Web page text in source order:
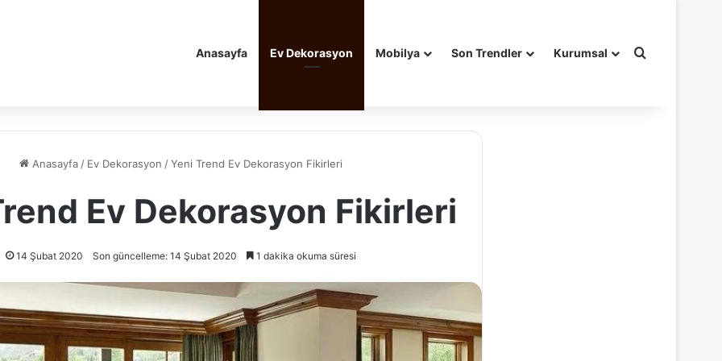
Anasayfa Ev Dekorasyon Mobilya Son Trendler Kurumsal Arama yap
Anasayfa / Ev Dekorasyon / Yeni Trend Ev Dekorasyon Fikirleri
Ev Dekorasyon Fikirleri
14 Şubat 2020 Son güncelleme: 14 Şubat 2020 1 dakika okuma süresi